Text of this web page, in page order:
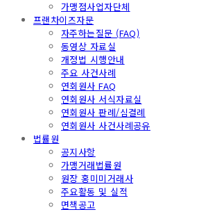
가맹점사업자단체
프랜차이즈자문
자주하는질문 (FAQ)
동영상 자료실
개정법 시행안내
주요 사건사례
연회원사 FAQ
연회원사 서식자료실
연회원사 판례/심결례
연회원사 사건사례공유
법률원
공지사항
가맹거래법률원
원장 홍미미거래사
주요활동 및 실적
면책공고